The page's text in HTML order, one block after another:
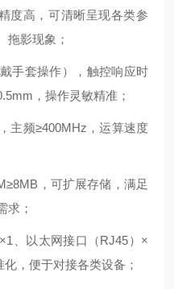
度高，可清晰呈现各类参
拖影现象；
手套操作），触控响应时
，操作灵敏精准；
主频≥400MHz，运算速度
，可扩展存储，满足
求；
、以太网接口（RJ45）×
，便于对接各类设备；